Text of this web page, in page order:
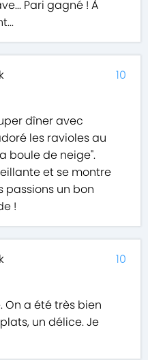
Pari gagné ! À
dîner avec
les ravioles au
boule de neige".
et se montre
passions un bon
!
10
On a été très bien
un délice. Je
10